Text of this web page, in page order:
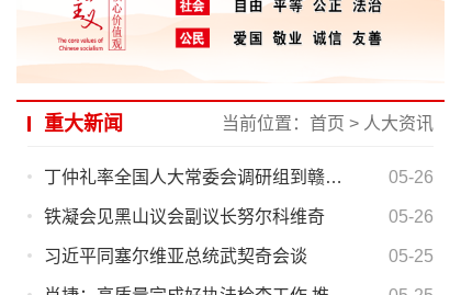
重大新闻 当前位置： 首页 > 人大资讯
丁仲礼率全国人大常委会调研组到赣开展专题调研 05-26
铁凝会见黑山议会副议长努尔科维奇 05-26
习近平同塞尔维亚总统武契奇会谈 05-25